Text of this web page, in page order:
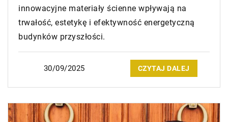
innowacyjne materiały ścienne wpływają na
trwałość, estetykę i efektywność energetyczną
budynków przyszłości.
30/09/2025 CZYTAJ DALEJ